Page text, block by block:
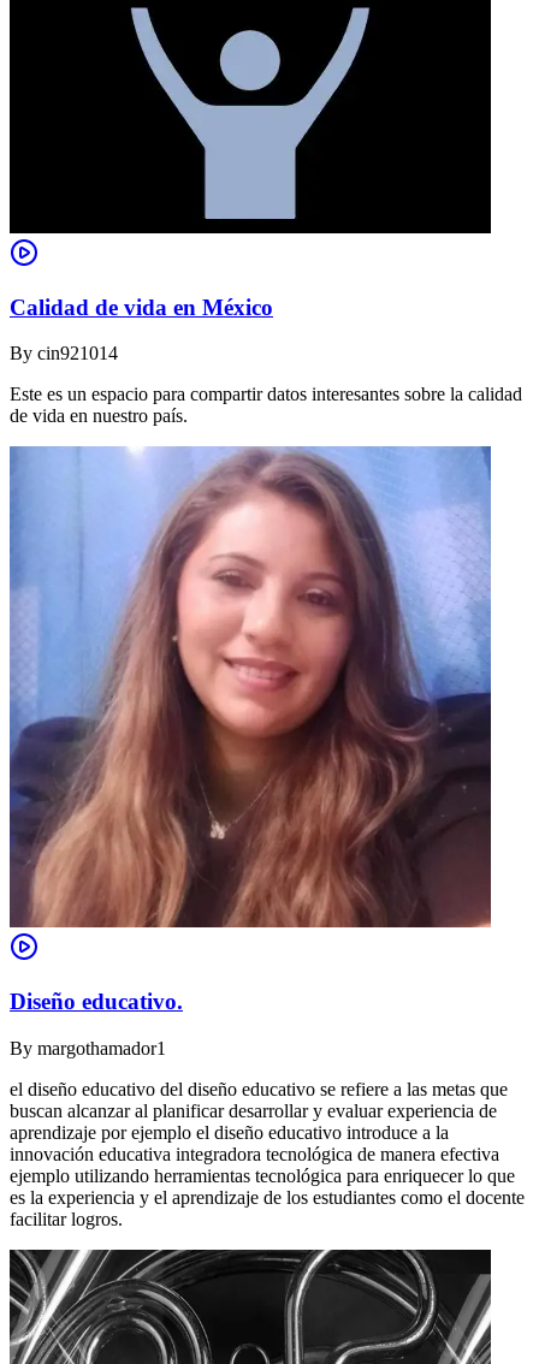
Calidad de vida en México
By cin921014
Este es un espacio para compartir datos interesantes sobre la calidad
de vida en nuestro país.
Diseño educativo.
By margothamador1
el diseño educativo del diseño educativo se refiere a las metas que
buscan alcanzar al planificar desarrollar y evaluar experiencia de
aprendizaje por ejemplo el diseño educativo introduce a la
innovación educativa integradora tecnológica de manera efectiva
ejemplo utilizando herramientas tecnológica para enriquecer lo que
es la experiencia y el aprendizaje de los estudiantes como el docente
facilitar logros.